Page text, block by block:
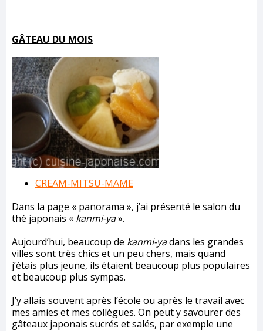
GÂTEAU DU MOIS
CREAM-MITSU-MAME
Dans la page « panorama », j’ai présenté le salon du
thé japonais « kanmi-ya».
Aujourd’hui, beaucoup de kanmi-yadans les grandes
villes sont très chics et un peu chers, mais quand
j’étais plus jeune, ils étaient beaucoup plus populaires
et beaucoup plus sympas.
J’y allais souvent après l’école ou après le travail avec
mes amies et mes collègues. On peut y savourer des
gâteaux japonais sucrés et salés, par exemple une